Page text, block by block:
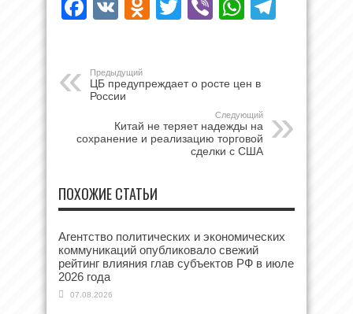
Facebook
VK Odnoklassniki
Twitter
Viber
Предыдущий
ЦБ предупреждает о росте цен в
России
Следующий
Китай не теряет надежды на
сохранение и реализацию торговой
сделки с США
ПОХОЖИЕ СТАТЬИ
Агентство политических и экономических
коммуникаций опубликовало свежий
рейтинг влияния глав субъектов РФ в июле
2026 года
07.08.2026